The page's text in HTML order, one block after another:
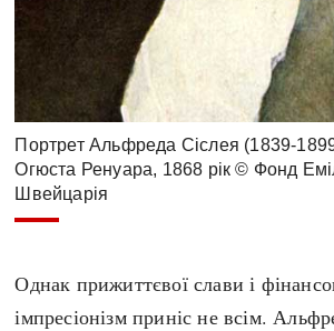
Портрет Альфреда Сіслея (1839-
Огюста Ренуара, 1868 рік © Фонд
Швейцарія
Однак прижиттєвої слави і
імпресіонізм приніс не всім.